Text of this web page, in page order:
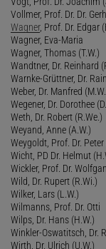
Vollmer, Prof. Dr. Dr.
Wagner, Prof. Dr. Edgar
Wagner, Eva-Maria
Wagner, Thomas (T.W.)
Wandtner, Dr. Reinhard
Warnke-Grüttner, Dr.
Weber, Dr. Manfred
Wegener, Dr. Dorothee
Weth, Dr. Robert (R.We.)
Weyand, Anne (A.W.)
Weygoldt, Prof. Dr. Peter
Wicht, PD Dr. Helmut
Wickler, Prof. Dr.
Wild, Dr. Rupert (R.Wi.)
Wilker, Lars (L.W.)
Wilmanns, Prof. Dr. Otti
Wilps, Dr. Hans (H.W.)
Winkler-Oswatitsch, Dr.
Wirth, Dr. Ulrich (U.W.)